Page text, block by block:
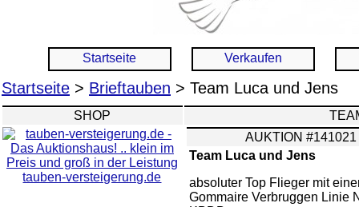
Startseite Verkaufen
Startseite > Brieftauben > Team Luca und Jens
SHOP
tauben-versteigerung.de
AUKTION #141021
Team Luca und Jens
absoluter Top Flieger mit
Gommaire Verbruggen Linie